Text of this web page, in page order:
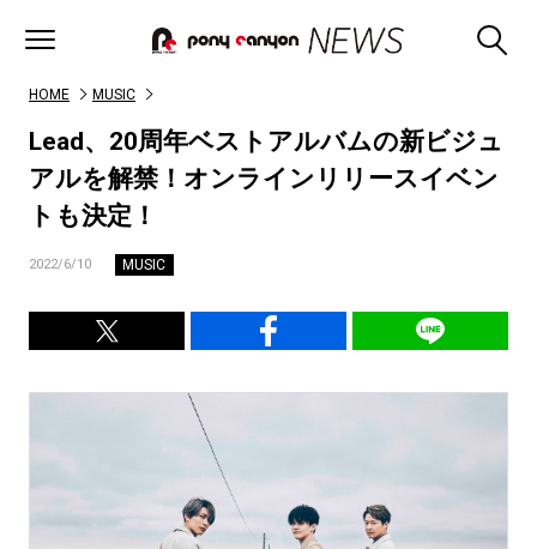
HOME MUSIC
Lead、20周年ベストアルバムの新ビジュ
アルを解禁！オンラインリリースイベン
トも決定！
2022/6/10 MUSIC